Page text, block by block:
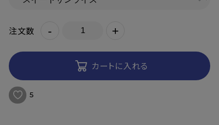
注文数 - +
カートに入れる
5